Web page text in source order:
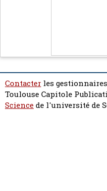
Contacter les
Toulouse Capitole
Sciencede l'université de